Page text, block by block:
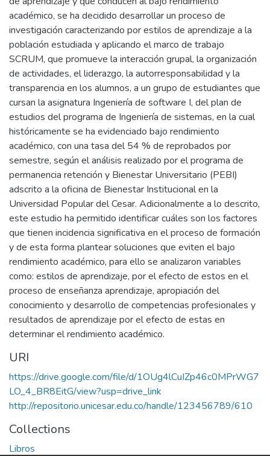
académico, se ha decidido desarrollar un proceso de
investigación caracterizando por estilos de aprendizaje a la
población estudiada y aplicando el marco de trabajo
SCRUM, que promueve la interacción grupal, la organización
de actividades, el liderazgo, la autorresponsabilidad y la
transparencia en los alumnos, a un grupo de estudiantes que
cursan la asignatura Ingeniería de software I, del plan de
estudios del programa de Ingeniería de sistemas, en la cual
históricamente se ha evidenciado bajo rendimiento
académico, con una tasa del 54 % de reprobados por
semestre, según el análisis realizado por el programa de
permanencia retención y Bienestar Universitario (PEBI)
adscrito a la oficina de Bienestar Institucional en la
Universidad Popular del Cesar. Adicionalmente a lo descrito,
este estudio ha permitido identificar cuáles son los factores
que tienen incidencia significativa en el proceso de formación
y de esta forma plantear soluciones que eviten el bajo
rendimiento académico, para ello se analizaron variables
como: estilos de aprendizaje, por el efecto de estos en el
proceso de enseñanza aprendizaje, apropiación del
conocimiento y desarrollo de competencias profesionales y
resultados de aprendizaje por el efecto de estas en
determinar el rendimiento académico.
URI
https://drive.google.com/file/d/1OUg4lCuIZp46c0MPrWG7
LO_4_BR8EitG/view?usp=drive_link
http://repositorio.unicesar.edu.co/handle/123456789/610
Collections
Libros